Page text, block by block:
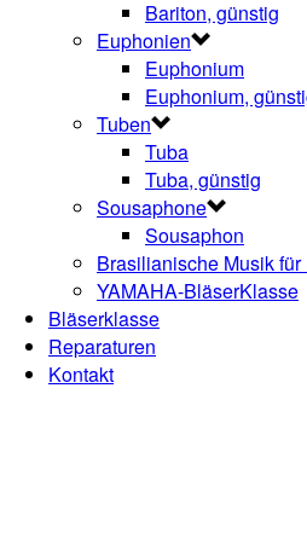
Bariton, günstig
Euphonien
Euphonium
Euphonium,
Tuben
Tuba
Tuba, günstig
Sousaphone
Sousaphon
Brasilianische Musik
YAMAHA-BläserKlasse
Bläserklasse
Reparaturen
Kontakt